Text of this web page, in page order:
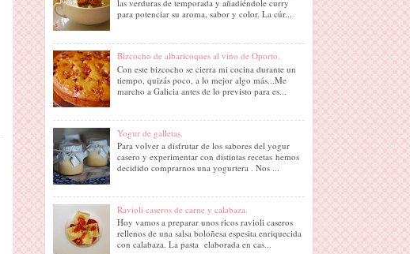
las verduras de temporada y añadiéndole curry
para potenciar su aroma, sabor y color. La cúr...
Bizcocho de albaricoques al vino de Oporto.
Con este bizcocho se cierra mi cocina durante un
tiempo, quizás poco, a lo mejor algo más...Me
marcho a Galicia antes de lo previsto para es...
Yogur de galletas.
Para volver a disfrutar de los sabores del yogur
casero y experimentar con distintas recetas hemos
decidido comprarnos una yogurtera . Nos ...
Ravioli caseros de carne y calabaza.
Hoy vamos a preparar unos ricos ravioli caseros
rellenos de una salsa boloñesa espesita enriquecida
con calabaza. La pasta elaborada en cas...